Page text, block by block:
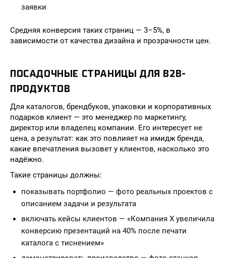
заявки
Средняя конверсия таких страниц — 3–5%, в
зависимости от качества дизайна и прозрачности цен.
ПОСАДОЧНЫЕ СТРАНИЦЫ ДЛЯ B2B-
ПРОДУКТОВ
Для каталогов, брендбуков, упаковки и корпоративных
подарков клиент — это менеджер по маркетингу,
директор или владелец компании. Его интересует не
цена, а результат: как это повлияет на имидж бренда,
какие впечатления вызовет у клиентов, насколько это
надёжно.
Такие страницы должны:
показывать портфолио — фото реальных проектов с
описанием задачи и результата
включать кейсы клиентов — «Компания X увеличила
конверсию презентаций на 40% после печати
каталога с тиснением»